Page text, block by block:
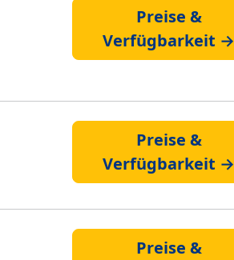
Preise &
Verfügbarkeit →
Preise &
Verfügbarkeit →
Preise &